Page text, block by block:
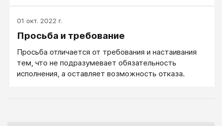
01 окт. 2022 г.
Просьба и требование
Просьба отличается от требования и настаивания
тем, что не подразумевает обязательность
исполнения, а оставляет возможность отказа.